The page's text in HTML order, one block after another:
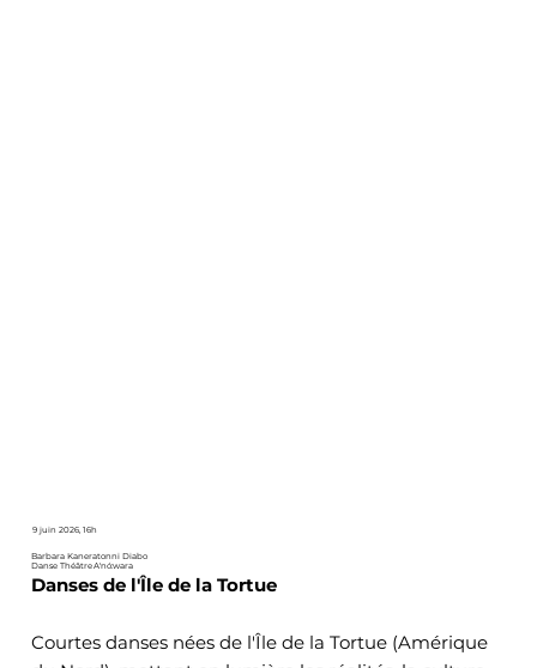
9 juin 2026, 16h
Barbara Kaneratonni Diabo
Danse Théâtre A'nó:wara
Danses de l'Île de la Tortue
Courtes danses nées de l'Île de la Tortue (Amérique